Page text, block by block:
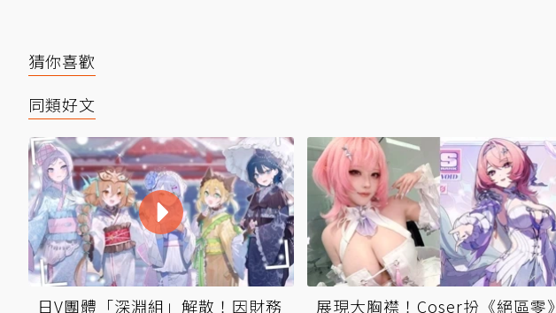
猜你喜歡
同類好文
日V團體「深淵組」解散！因財務 展現大胸襟！Coser扮《絕區零》